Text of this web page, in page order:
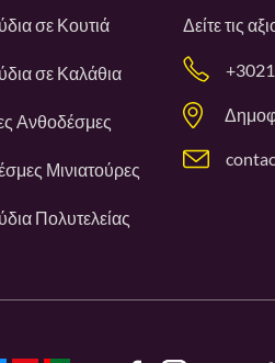
σε Κουτιά
σε Καλάθια
Ανθοδέσμες
Μινιατούρες
Πολυτελείας
Δείτε τις